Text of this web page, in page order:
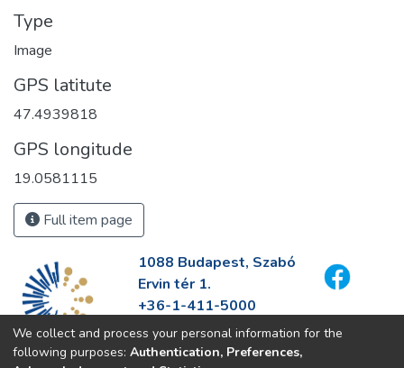
Type
Image
GPS latitute
47.4939818
GPS longitude
19.0581115
Full item page
1088 Budapest, Szabó
Ervin tér 1.
+36-1-411-5000
info@fszek.hu
https://fszek.hu
We collect and process your personal information for the
following purposes: Authentication, Preferences,